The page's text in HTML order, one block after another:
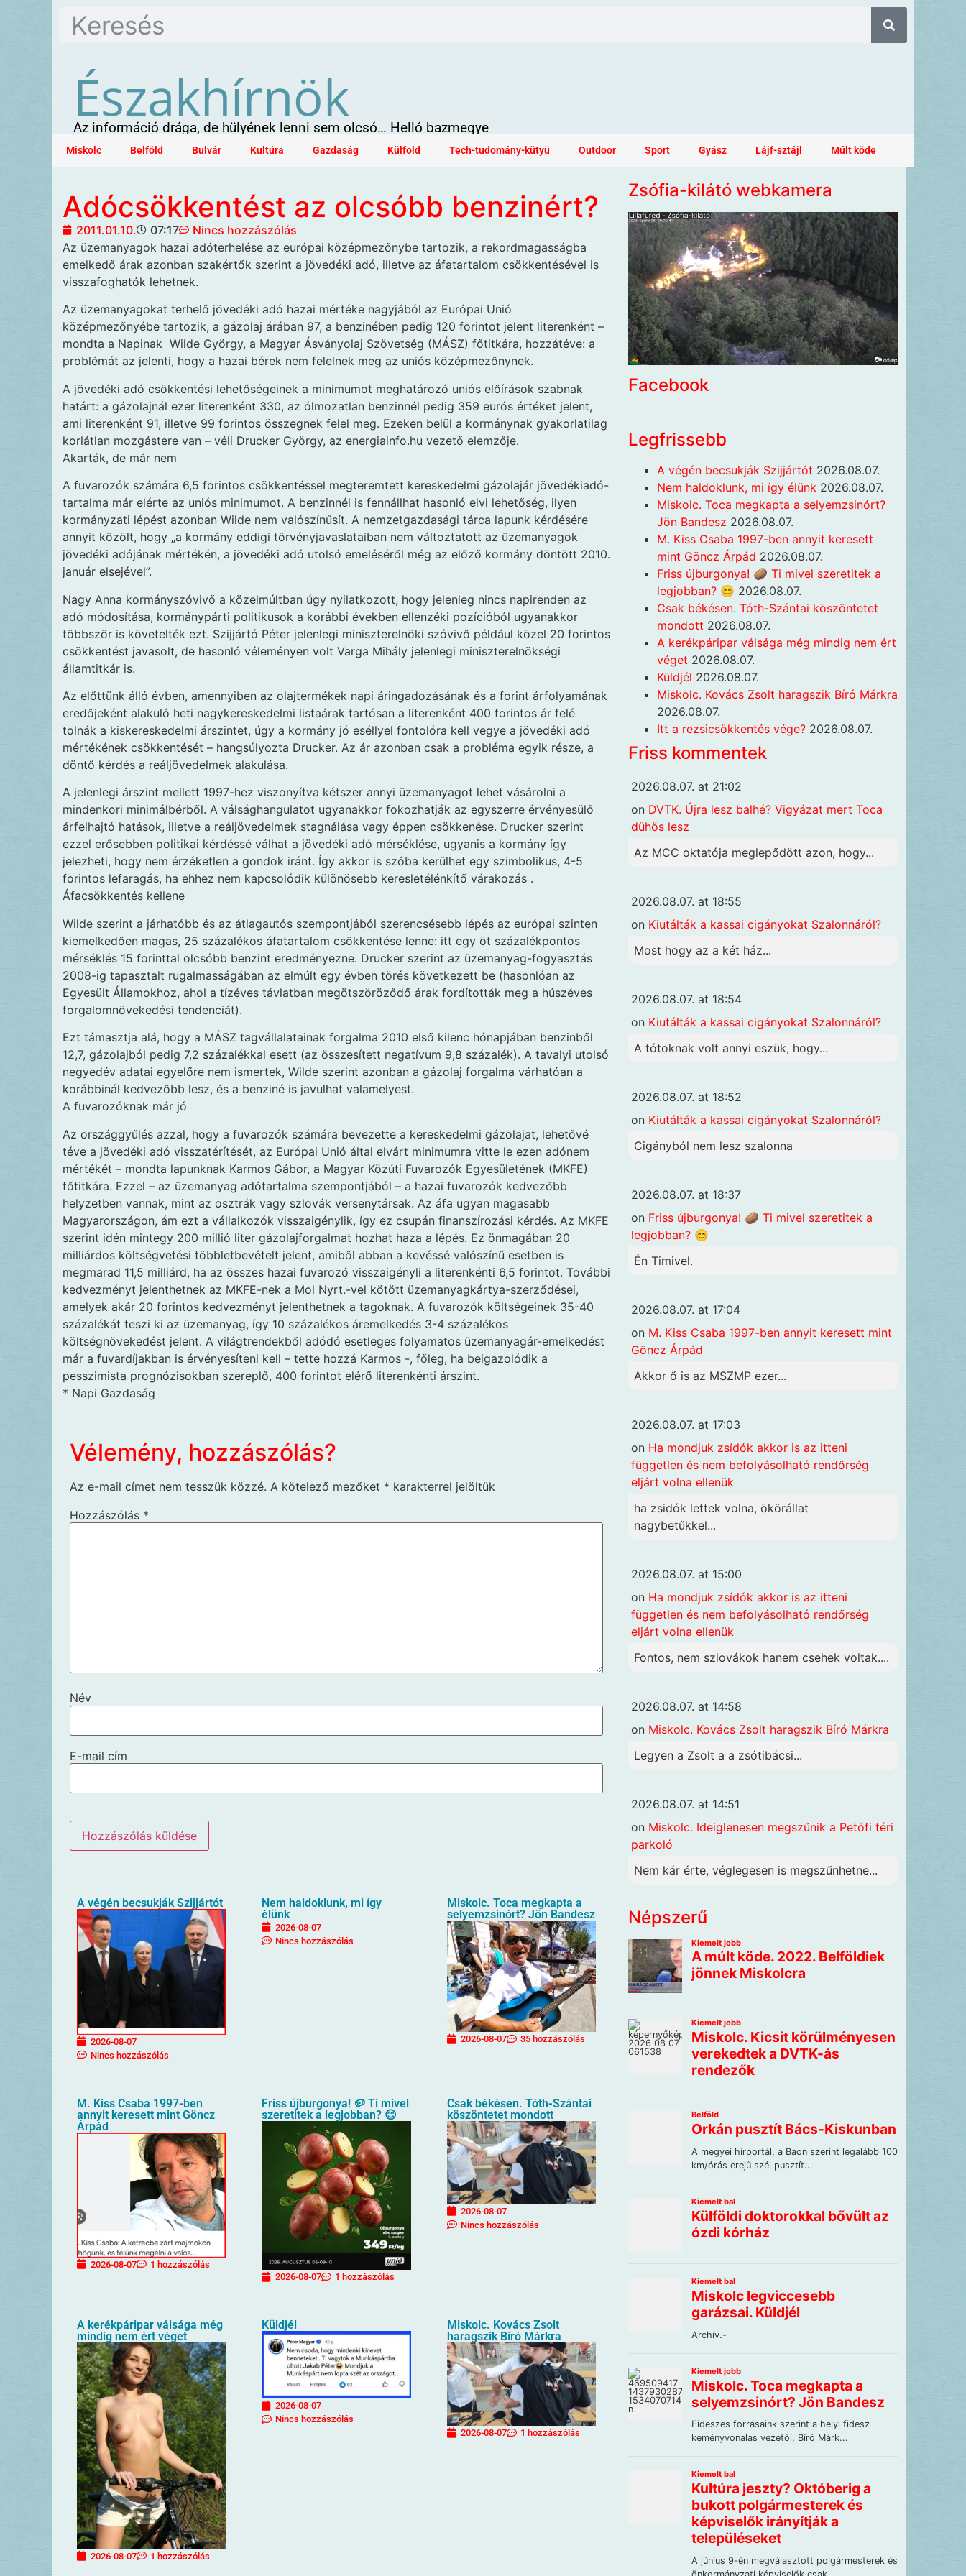
Északhírnök
Az információ drága, de hülyének lenni sem olcsó… Helló bazmegye
Miskolc Belföld Bulvár Kultúra Gazdaság Külföld Tech-tudomány-kütyü Outdoor Sport Gyász Lájf-sztájl Múlt köde
Adócsökkentést az olcsóbb benzinért?
2011.01.10. 07:17
Nincs hozzászólás
Az üzemanyagok hazai adóterhelése az európai középmezőnybe tartozik, a rekordmagasságba
emelkedő árak azonban szakértők szerint a jövedéki adó, illetve az áfatartalom csökkentésével is
visszafoghatók lehetnek.
Az üzemanyagokat terhelő jövedéki adó hazai mértéke nagyjából az Európai Unió
középmezőnyébe tartozik, a gázolaj árában 97, a benzinében pedig 120 forintot jelent literenként –
mondta a Napinak Wilde György, a Magyar Ásványolaj Szövetség (MÁSZ) főtitkára, hozzátéve: a
problémát az jelenti, hogy a hazai bérek nem felelnek meg az uniós középmezőnynek.
A jövedéki adó csökkentési lehetőségeinek a minimumot meghatározó uniós előírások szabnak
határt: a gázolajnál ezer literenként 330, az ólmozatlan benzinnél pedig 359 eurós értéket jelent,
ami literenként 91, illetve 99 forintos összegnek felel meg. Ezeken belül a kormánynak gyakorlatilag
korlátlan mozgástere van – véli Drucker György, az energiainfo.hu vezető elemzője.
Akarták, de már nem
A fuvarozók számára 6,5 forintos csökkentéssel megteremtett kereskedelmi gázolajár jövedékiadó-
tartalma már elérte az uniós minimumot. A benzinnél is fennállhat hasonló elvi lehetőség, ilyen
kormányzati lépést azonban Wilde nem valószínűsít. A nemzetgazdasági tárca lapunk kérdésére
annyit közölt, hogy „a kormány eddigi törvényjavaslataiban nem változtatott az üzemanyagok
jövedéki adójának mértékén, a jövedéki adó utolsó emeléséről még az előző kormány döntött 2010.
január elsejével”.
Nagy Anna kormányszóvivő a közelmúltban úgy nyilatkozott, hogy jelenleg nincs napirenden az
adó módosítása, kormánypárti politikusok a korábbi években ellenzéki pozícióból ugyanakkor
többször is követelték ezt. Szijjártó Péter jelenlegi miniszterelnöki szóvivő például közel 20 forintos
csökkentést javasolt, de hasonló véleményen volt Varga Mihály jelenlegi miniszterelnökségi
államtitkár is.
Az előttünk álló évben, amennyiben az olajtermékek napi áringadozásának és a forint árfolyamának
eredőjeként alakuló heti nagykereskedelmi listaárak tartósan a literenként 400 forintos ár felé
tolnák a kiskereskedelmi árszintet, úgy a kormány jó eséllyel fontolóra kell vegye a jövedéki adó
mértékének csökkentését – hangsúlyozta Drucker. Az ár azonban csak a probléma egyik része, a
döntő kérdés a reáljövedelmek alakulása.
A jelenlegi árszint mellett 1997-hez viszonyítva kétszer annyi üzemanyagot lehet vásárolni a
mindenkori minimálbérből. A válsághangulatot ugyanakkor fokozhatják az egyszerre érvényesülő
árfelhajtó hatások, illetve a reáljövedelmek stagnálása vagy éppen csökkenése. Drucker szerint
ezzel erősebben politikai kérdéssé válhat a jövedéki adó mérséklése, ugyanis a kormány így
jelezheti, hogy nem érzéketlen a gondok iránt. Így akkor is szóba kerülhet egy szimbolikus, 4-5
forintos lefaragás, ha ehhez nem kapcsolódik különösebb keresletélénkítő várakozás .
Áfacsökkentés kellene
Wilde szerint a járhatóbb és az átlagautós szempontjából szerencsésebb lépés az európai szinten
kiemelkedően magas, 25 százalékos áfatartalom csökkentése lenne: itt egy öt százalékpontos
mérséklés 15 forinttal olcsóbb benzint eredményezne. Drucker szerint az üzemanyag-fogyasztás
2008-ig tapasztalt rugalmasságában az elmúlt egy évben törés következett be (hasonlóan az
Egyesült Államokhoz, ahol a tízéves távlatban megötszöröződő árak fordították meg a húszéves
forgalomnövekedési tendenciát).
Ezt támasztja alá, hogy a MÁSZ tagvállalatainak forgalma 2010 első kilenc hónapjában benzinből
12,7, gázolajból pedig 7,2 százalékkal esett (az összesített negatívum 9,8 százalék). A tavalyi utolsó
negyedév adatai egyelőre nem ismertek, Wilde szerint azonban a gázolaj forgalma várhatóan a
korábbinál kedvezőbb lesz, és a benziné is javulhat valamelyest.
A fuvarozóknak már jó
Az országgyűlés azzal, hogy a fuvarozók számára bevezette a kereskedelmi gázolajat, lehetővé
téve a jövedéki adó visszatérítését, az Európai Unió által elvárt minimumra vitte le ezen adónem
mértékét – mondta lapunknak Karmos Gábor, a Magyar Közúti Fuvarozók Egyesületének (MKFE)
főtitkára. Ezzel – az üzemanyag adótartalma szempontjából – a hazai fuvarozók kedvezőbb
helyzetben vannak, mint az osztrák vagy szlovák versenytársak. Az áfa ugyan magasabb
Magyarországon, ám ezt a vállalkozók visszaigénylik, így ez csupán finanszírozási kérdés. Az MKFE
szerint idén mintegy 200 millió liter gázolajforgalmat hozhat haza a lépés. Ez önmagában 20
milliárdos költségvetési többletbevételt jelent, amiből abban a kevéssé valószínű esetben is
megmarad 11,5 milliárd, ha az összes hazai fuvarozó visszaigényli a literenkénti 6,5 forintot. További
kedvezményt jelenthetnek az MKFE-nek a Mol Nyrt.-vel kötött üzemanyagkártya-szerződései,
amelyek akár 20 forintos kedvezményt jelenthetnek a tagoknak. A fuvarozók költségeinek 35-40
százalékát teszi ki az üzemanyag, így 10 százalékos áremelkedés 3-4 százalékos
költségnövekedést jelent. A világtrendekből adódó esetleges folyamatos üzemanyagár-emelkedést
már a fuvardíjakban is érvényesíteni kell – tette hozzá Karmos -, főleg, ha beigazolódik a
pesszimista prognózisokban szereplő, 400 forintot elérő literenkénti árszint.
* Napi Gazdaság
Vélemény, hozzászólás?
Az e-mail címet nem tesszük közzé. A kötelező mezőket * karakterrel jelöltük
Hozzászólás *
Név
E-mail cím
A végén becsukják Szijjártót
2026-08-07
Nincs hozzászólás
Nem haldoklunk, mi így
élünk
2026-08-07
Nincs hozzászólás
Miskolc. Toca megkapta a
selyemzsinórt? Jön Bandesz
2026-08-07 35 hozzászólás
M. Kiss Csaba 1997-ben
annyit keresett mint Göncz
Árpád
2026-08-07 1 hozzászólás
Friss újburgonya! 🥔 Ti mivel
szeretitek a legjobban? 😊
2026-08-07 1 hozzászólás
Csak békésen. Tóth-Szántai
köszöntetet mondott
2026-08-07
Nincs hozzászólás
A kerékpáripar válsága még
mindig nem ért véget
2026-08-07 1 hozzászólás
Küldjél
2026-08-07
Nincs hozzászólás
Miskolc. Kovács Zsolt
haragszik Bíró Márkra
2026-08-07 1 hozzászólás
Zsófia-kilátó webkamera
Facebook
Legfrissebb
A végén becsukják Szijjártót 2026.08.07.
Nem haldoklunk, mi így élünk 2026.08.07.
Miskolc. Toca megkapta a selyemzsinórt?
Jön Bandesz 2026.08.07.
M. Kiss Csaba 1997-ben annyit keresett
mint Göncz Árpád 2026.08.07.
Friss újburgonya! 🥔 Ti mivel szeretitek a
legjobban? 😊 2026.08.07.
Csak békésen. Tóth-Szántai köszöntetet
mondott 2026.08.07.
A kerékpáripar válsága még mindig nem ért
véget 2026.08.07.
Küldjél 2026.08.07.
Miskolc. Kovács Zsolt haragszik Bíró Márkra
2026.08.07.
Itt a rezsicsökkentés vége? 2026.08.07.
Friss kommentek
2026.08.07. at 21:02
on DVTK. Újra lesz balhé? Vigyázat mert Toca
dühös lesz
Az MCC oktatója meglepődött azon, hogy...
2026.08.07. at 18:55
on Kiutálták a kassai cigányokat Szalonnáról?
Most hogy az a két ház...
2026.08.07. at 18:54
on Kiutálták a kassai cigányokat Szalonnáról?
A tótoknak volt annyi eszük, hogy...
2026.08.07. at 18:52
on Kiutálták a kassai cigányokat Szalonnáról?
Cigányból nem lesz szalonna
2026.08.07. at 18:37
on Friss újburgonya! 🥔 Ti mivel szeretitek a
legjobban? 😊
Én Timivel.
2026.08.07. at 17:04
on M. Kiss Csaba 1997-ben annyit keresett mint
Göncz Árpád
Akkor ő is az MSZMP ezer...
2026.08.07. at 17:03
on Ha mondjuk zsídók akkor is az itteni
független és nem befolyásolható rendőrség
eljárt volna ellenük
ha zsidók lettek volna, ökörállat
nagybetűkkel...
2026.08.07. at 15:00
on Ha mondjuk zsídók akkor is az itteni
független és nem befolyásolható rendőrség
eljárt volna ellenük
Fontos, nem szlovákok hanem csehek voltak....
2026.08.07. at 14:58
on Miskolc. Kovács Zsolt haragszik Bíró Márkra
Legyen a Zsolt a a zsótibácsi...
2026.08.07. at 14:51
on Miskolc. Ideiglenesen megszűnik a Petőfi téri
parkoló
Nem kár érte, véglegesen is megszűnhetne...
Népszerű